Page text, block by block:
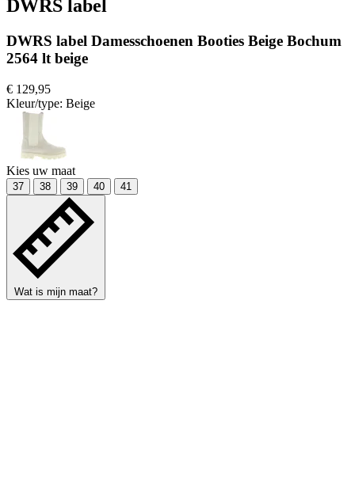
DWRS label
DWRS label Damesschoenen Booties Beige Bochum
2564 lt beige
€ 129,95
Kleur/type: Beige
Kies uw maat
37 38 39 40 41
Wat is mijn maat?